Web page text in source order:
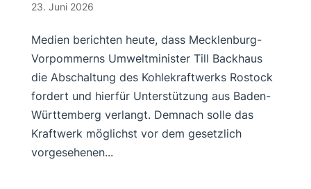
23. Juni 2026
Medien berichten heute, dass Mecklenburg-
Vorpommerns Umweltminister Till Backhaus
die Abschaltung des Kohlekraftwerks Rostock
fordert und hierfür Unterstützung aus Baden-
Württemberg verlangt. Demnach solle das
Kraftwerk möglichst vor dem gesetzlich
vorgesehenen...